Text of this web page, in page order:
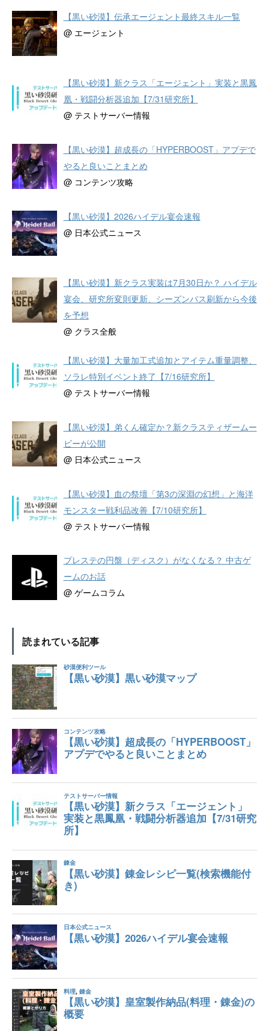
【黒い砂漠】伝承エージェント最終スキル一覧
@ エージェント
【黒い砂漠】新クラス「エージェント」実装と黒鳳
凰・戦闘分析器追加【7/31研究所】
@ テストサーバー情報
【黒い砂漠】超成長の「HYPERBOOST」アプデで
やると良いことまとめ
@ コンテンツ攻略
【黒い砂漠】2026ハイデル宴会速報
@ 日本公式ニュース
【黒い砂漠】新クラス実装は7月30日か？ ハイデル
宴会、研究所変則更新、シーズンパス刷新から今後
を予想
@ クラス全般
【黒い砂漠】大量加工式追加とアイテム重量調整、
ソラレ特別イベント終了【7/16研究所】
@ テストサーバー情報
【黒い砂漠】弟くん確定か？新クラスティザームー
ビーが公開
@ 日本公式ニュース
【黒い砂漠】血の祭壇「第3の深淵の幻想」と海洋
モンスター戦利品改善【7/10研究所】
@ テストサーバー情報
プレステの円盤（ディスク）がなくなる？ 中古ゲ
ームのお話
@ ゲームコラム
読まれている記事